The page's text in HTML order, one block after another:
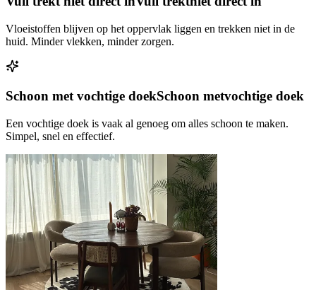
Vloeistoffen blijven op het oppervlak liggen en trekken niet in de
huid. Minder vlekken, minder zorgen.
Schoon met vochtige doekSchoon metvochtige doek
Een vochtige doek is vaak al genoeg om alles schoon te maken.
Simpel, snel en effectief.